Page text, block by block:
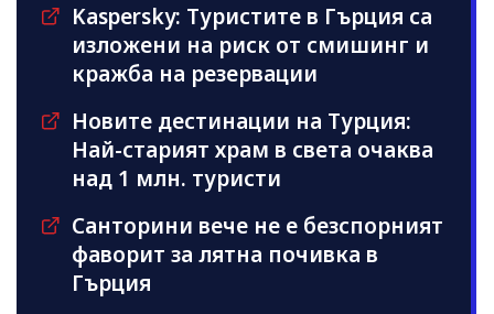
Kaspersky: Туристите в Гърция са
изложени на риск от смишинг и
кражба на резервации
Новите дестинации на Турция:
Най-старият храм в света очаква
над 1 млн. туристи
Санторини вече не е безспорният
фаворит за лятна почивка в
Гърция